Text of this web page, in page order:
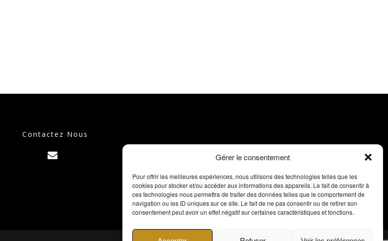
Gérer le consentement
Pour offrir les meilleures expériences, nous utilisons des technologies telles que les
cookies pour stocker et/ou accéder aux informations des appareils. Le fait de consentir à
ces technologies nous permettra de traiter des données telles que le comportement de
navigation ou les ID uniques sur ce site. Le fait de ne pas consentir ou de retirer son
consentement peut avoir un effet négatif sur certaines caractéristiques et fonctions.
Contactez Nous